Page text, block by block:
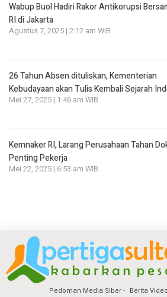
Wabup Buol Hadiri Rakor Antikorupsi
RI di Jakarta
Agustus 7, 2025 | 2:12 am WIB
26 Tahun Absen dituliskan, Kementerian
Kebudayaan akan Tulis Kembali Sejarah
Mei 27, 2025 | 1:46 am WIB
Kemnaker RI, Larang Perusahaan Tahan
Penting Pekerja
Mei 22, 2025 | 6:53 am WIB
Pedoman Media Siber Berita Video